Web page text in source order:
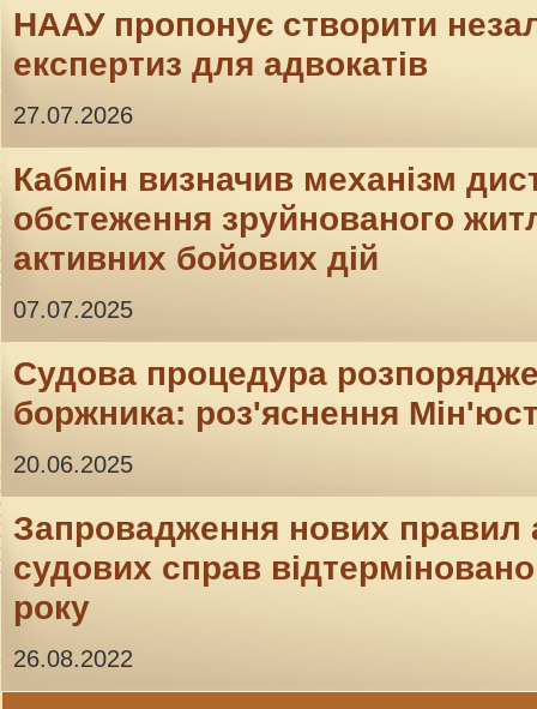
НААУ пропонує створити
експертиз для адвокатів
27.07.2026
Кабмін визначив механізм
обстеження зруйнованого
активних бойових дій
07.07.2025
Судова процедура
боржника: роз'яснення
20.06.2025
Запровадження нових правил
судових справ
року
26.08.2022